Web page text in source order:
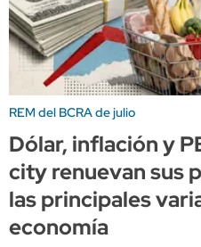
REM del BCRA de julio
Dólar, inflación y
city renuevan sus
las principales
economía